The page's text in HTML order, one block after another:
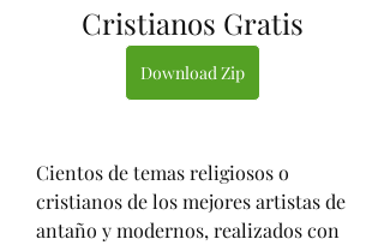
Cristianos Gratis
Download Zip
Cientos de temas religiosos o
cristianos de los mejores artistas de
antaño y modernos, realizados con